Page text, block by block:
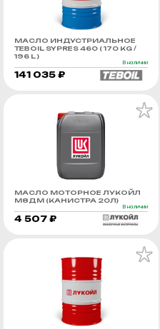
МАСЛО ИНДУСТРИАЛЬНОЕ
TEBOIL SYPRES 460 ( 170 KG /
196 L )
В наличии
141 035 ₽
МАСЛО МОТОРНОЕ ЛУКОЙЛ
М8ДМ (КАНИСТРА 20Л)
В наличии
4 507 ₽